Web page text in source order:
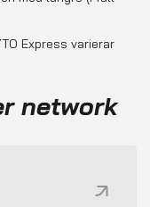
Express varierar
network